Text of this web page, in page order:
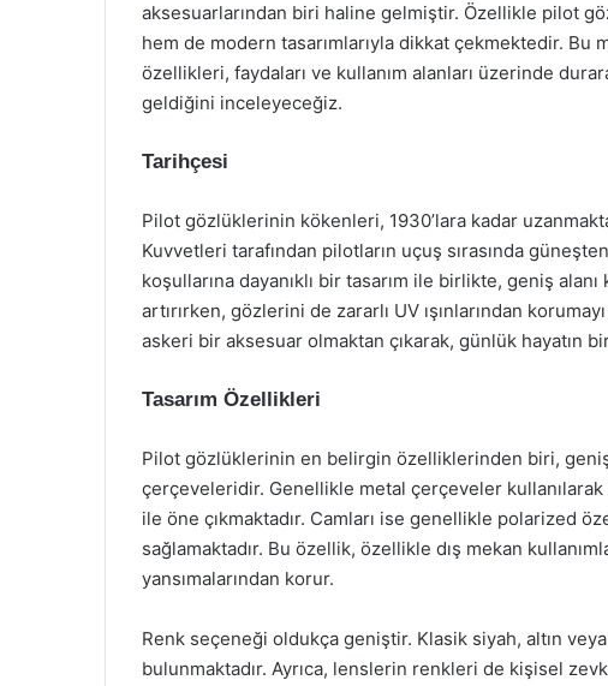
aksesuarlarından biri haline gelmiştir. Özellikle pilot
hem de modern tasarımlarıyla dikkat çekmektedir.
özellikleri, faydaları ve kullanım alanları üzerinde
geldiğini inceleyeceğiz.
Tarihçesi
Pilot gözlüklerinin kökenleri, 1930’lara kadar
Kuvvetleri tarafından pilotların uçuş sırasında
koşullarına dayanıklı bir tasarım ile birlikte, geniş alanı
artırırken, gözlerini de zararlı UV ışınlarından
askeri bir aksesuar olmaktan çıkarak, günlük hayatın
Tasarım Özellikleri
Pilot gözlüklerinin en belirgin özelliklerinden biri,
çerçeveleridir. Genellikle metal çerçeveler kullanılarak
ile öne çıkmaktadır. Camları ise genellikle polarized
sağlamaktadır. Bu özellik, özellikle dış mekan
yansımalarından korur.
Renk seçeneği oldukça geniştir. Klasik siyah, altın
bulunmaktadır. Ayrıca, lenslerin renkleri de kişisel